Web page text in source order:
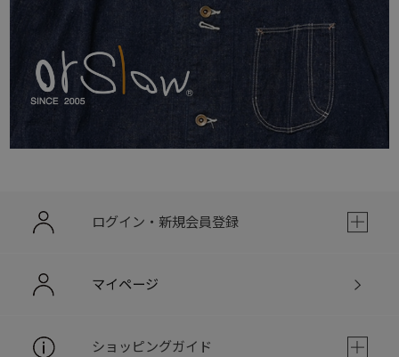
ログイン・新規会員登録
マイページ
ショッピングガイド